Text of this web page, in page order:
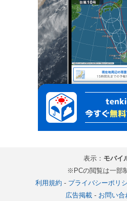
表示： モバイ
※PCの閲覧は一部
利用規約 - プライバシーポリ
広告掲載- お問い合